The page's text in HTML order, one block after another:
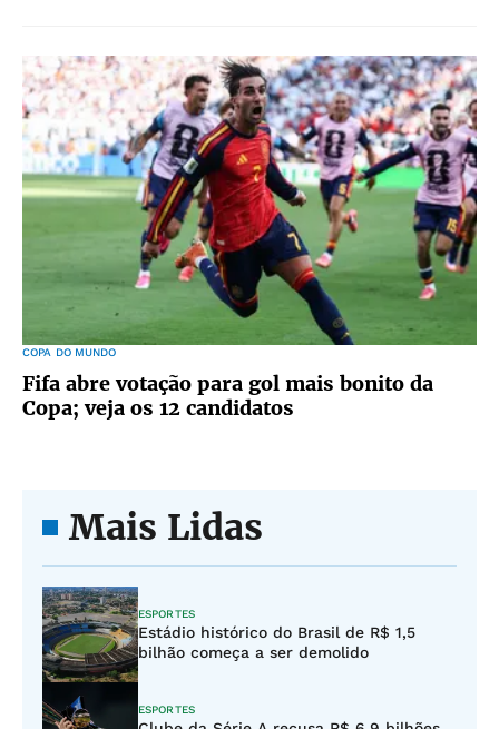
COPA DO MUNDO
Fifa abre votação para gol mais bonito da
Copa; veja os 12 candidatos
Mais Lidas
ESPORTES
Estádio histórico do Brasil de R$ 1,5
bilhão começa a ser demolido
ESPORTES